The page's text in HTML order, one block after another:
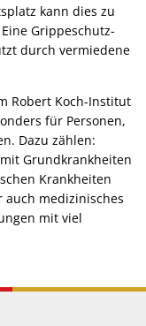
kann dies zu
Grippeschutz-
durch vermiedene
Robert Koch-Institut
für Personen,
Dazu zählen:
Grundkrankheiten
Krankheiten
auch medizinisches
mit viel